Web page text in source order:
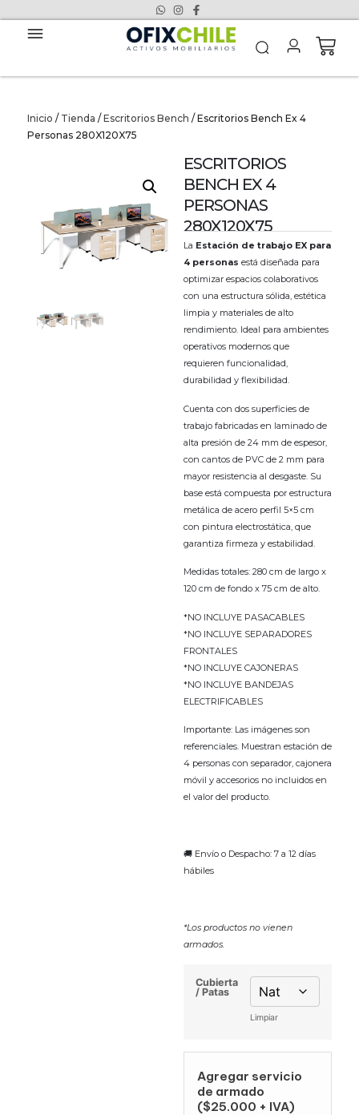
Inicio / Tienda / Escritorios Bench / Escritorios Bench Ex 4
Personas 280X120X75
ESCRITORIOS
BENCH EX 4
PERSONAS
280X120X75
La Estación de trabajo EX para
4 personas está diseñada para
optimizar espacios colaborativos
con una estructura sólida, estética
limpia y materiales de alto
rendimiento. Ideal para ambientes
operativos modernos que
requieren funcionalidad,
durabilidad y flexibilidad.
Cuenta con dos superficies de
trabajo fabricadas en laminado de
alta presión de 24 mm de espesor,
con cantos de PVC de 2 mm para
mayor resistencia al desgaste. Su
base está compuesta por estructura
metálica de acero perfil 5×5 cm
con pintura electrostática, que
garantiza firmeza y estabilidad.
Medidas totales: 280 cm de largo x
120 cm de fondo x 75 cm de alto.
*NO INCLUYE PASACABLES
*NO INCLUYE SEPARADORES
FRONTALES
*NO INCLUYE CAJONERAS
*NO INCLUYE BANDEJAS
ELECTRIFICABLES
Importante: Las imágenes son
referenciales. Muestran estación de
4 personas con separador, cajonera
móvil y accesorios no incluidos en
el valor del producto.
🚚 Envío o Despacho: 7 a 12 días
hábiles
*Los productos no vienen
armados.
Cubierta
/ Patas
Limpiar
Agregar servicio
de armado
($25.000 + IVA)